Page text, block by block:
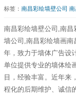
标签：南昌彩绘墙壁公司
南昌彩绘墙壁公司,南
墙公司,南昌彩绘墙画南
年，致力于墙体广告设
单位提供专业的墙体绘
目，经验丰富。近年来
程化的后期维护、诚信